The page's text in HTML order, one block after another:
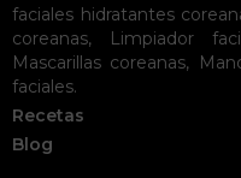
faciales hidratantes
coreanas, Limpiador
Mascarillas coreanas,
faciales.
Recetas
Blog